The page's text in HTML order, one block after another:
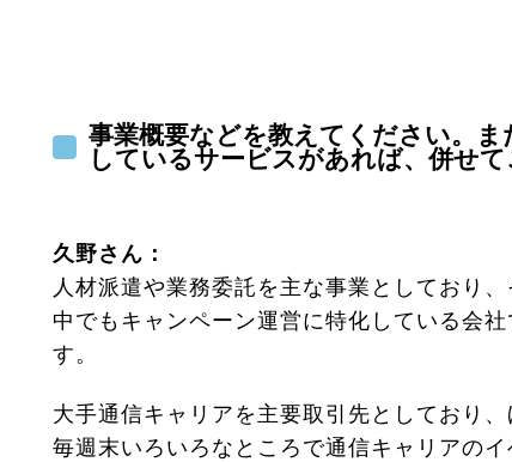
事業概要などを教えてください。
しているサービスがあれば、併せて
久野さん：
人材派遣や業務委託を主な事業としており、
中でもキャンペーン運営に特化している会社
す。
大手通信キャリアを主要取引先としており
毎週末いろいろなところで通信キャリアのイ